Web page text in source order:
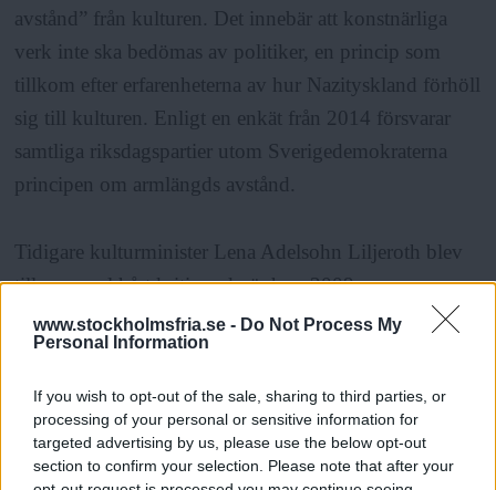
www.stockholmsfria.se - Do Not Process My
Personal Information
If you wish to opt-out of the sale, sharing to third parties, or
processing of your personal or sensitive information for
targeted advertising by us, please use the below opt-out
section to confirm your selection. Please note that after your
avstånd” från kulturen. Det innebär att konstnärliga
verk inte ska bedömas av politiker, en princip som
tillkom efter erfarenheterna av hur Nazityskland förhöll
sig till kulturen. Enligt en enkät från 2014 försvarar
samtliga riksdagspartier utom Sverigedemokraterna
principen om armlängds avstånd.
Tidigare kulturminister Lena Adelsohn Liljeroth blev
till exempel hårt kritiserad när hon 2009
kommenterade graffitimålaren Nugs verk Territorial
pissing på konstmässan Market och sa: ”Det här är inte
Erik Slottnerunderstryker att han inte vill lägga sig i
hur konstutövare utövar sitt yrke, men säger samtidigt